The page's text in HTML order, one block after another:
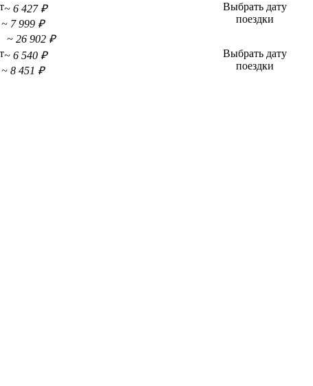
~ 6 427 ₽
~ 7 999 ₽
~ 26 902 ₽
Выбрать дату
поездки
~ 6 540 ₽
~ 8 451 ₽
Выбрать дату
поездки